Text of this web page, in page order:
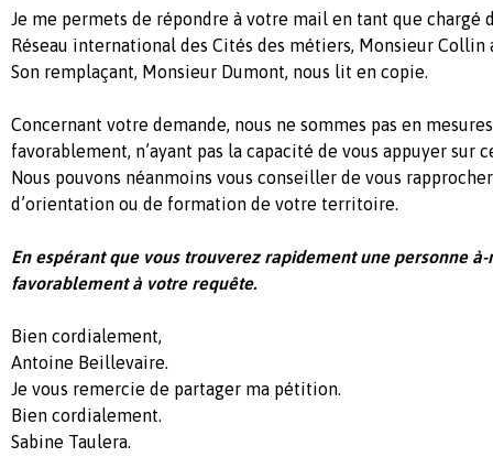
Je me permets de répondre à votre mail en tant que chargé
Réseau international des Cités des métiers, Monsieur Collin
Son remplaçant, Monsieur Dumont, nous lit en copie.
Concernant votre demande, nous ne sommes pas en
favorablement, n’ayant pas la capacité de vous appuyer sur
Nous pouvons néanmoins vous conseiller de vous
d’orientation ou de formation de votre territoire.
En espérant que vous trouverez rapidement une personne
favorablement à votre requête.
Bien cordialement,
Antoine Beillevaire.
Je vous remercie de partager ma pétition.
Bien cordialement.
Sabine Taulera.